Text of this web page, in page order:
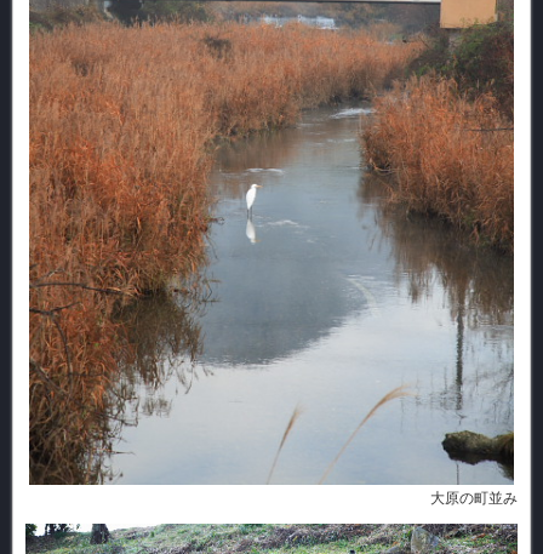
大原の町並み